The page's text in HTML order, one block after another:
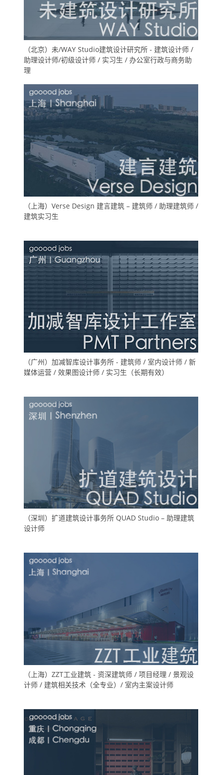
（北京）未/WAY Studio建筑设计研究所 - 建筑设计师 /
助理设计师/初级设计师 / 实习生 / 办公室行政与商务助
理
（上海）Verse Design 建言建筑 – 建筑师 / 助理建筑师 /
建筑实习生
（广州）加减智库设计事务所 - 建筑师 / 室内设计师 / 新
媒体运营 / 效果图设计师 / 实习生（长期有效）
（深圳）扩道建筑设计事务所 QUAD Studio – 助理建筑
设计师
（上海）ZZT工业建筑 - 资深建筑师 / 项目经理 / 景观设
计师 / 建筑相关技术（全专业）/ 室内主案设计师